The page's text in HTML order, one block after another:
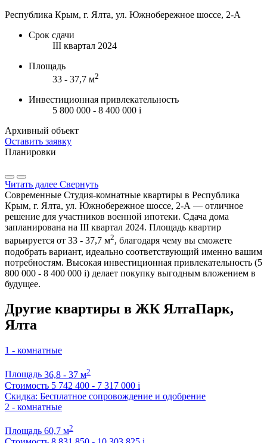
Республика Крым, г. Ялта, ул. Южнобережное шоссе, 2-А
Срок сдачи
III квартал 2024
Площадь
33 - 37,7 м2
Инвестиционная привлекательность
5 800 000 - 8 400 000 i
Архивный объект
Оставить заявку
Планировки
Читать далее Свернуть
Современные Студия-комнатные квартиры в Республика
Крым, г. Ялта, ул. Южнобережное шоссе, 2-А — отличное
решение для участников военной ипотеки. Сдача дома
запланирована на III квартал 2024. Площадь квартир
варьируется от 33 - 37,7 м2, благодаря чему вы сможете
подобрать вариант, идеально соответствующий именно вашим
потребностям. Высокая инвестиционная привлекательность (5
800 000 - 8 400 000 i) делает покупку выгодным вложением в
будущее.
Другие квартиры в ЖК ЯлтаПарк,
Ялта
1 - комнатные
Площадь 36,8 - 37 м2
Стоимость 5 742 400 - 7 317 000 i
Скидка: Бесплатное сопровождение и одобрение
2 - комнатные
Площадь 60,7 м2